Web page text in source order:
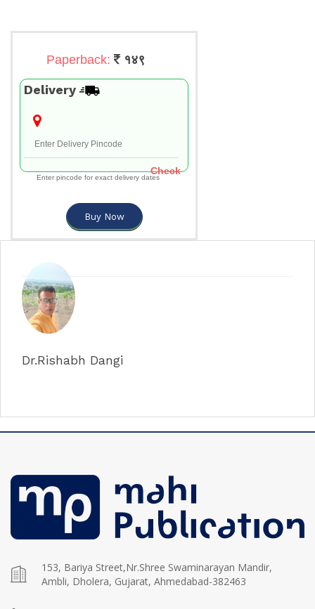
Paperback: १४९
Delivery
Check
Enter pincode for exact delivery dates
Buy Now
Dr.Rishabh Dangi
153, Bariya Street,Nr.Shree Swaminarayan Mandir,
Ambli, Dholera, Gujarat, Ahmedabad-382463